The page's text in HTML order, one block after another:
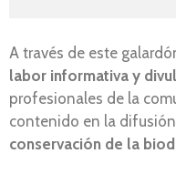
A través de este
labor informativa y
profesionales de la
contenido en la
conservación de la